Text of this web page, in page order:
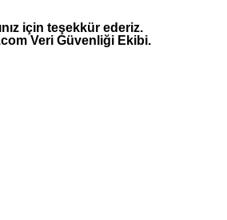
için teşekkür ederiz.
Veri Güvenliği Ekibi.